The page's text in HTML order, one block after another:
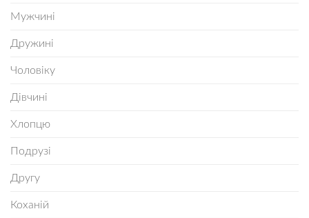
Мужчині
Дружині
Чоловіку
Дівчині
Хлопцю
Подрузі
Другу
Коханій